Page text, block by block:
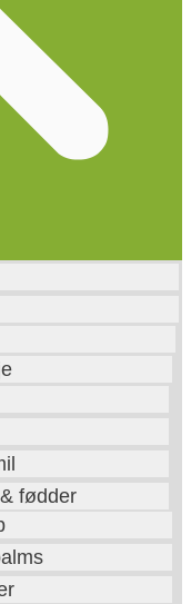
fødder